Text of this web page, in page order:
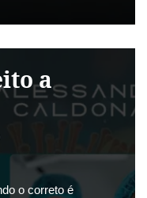
a
o correto é